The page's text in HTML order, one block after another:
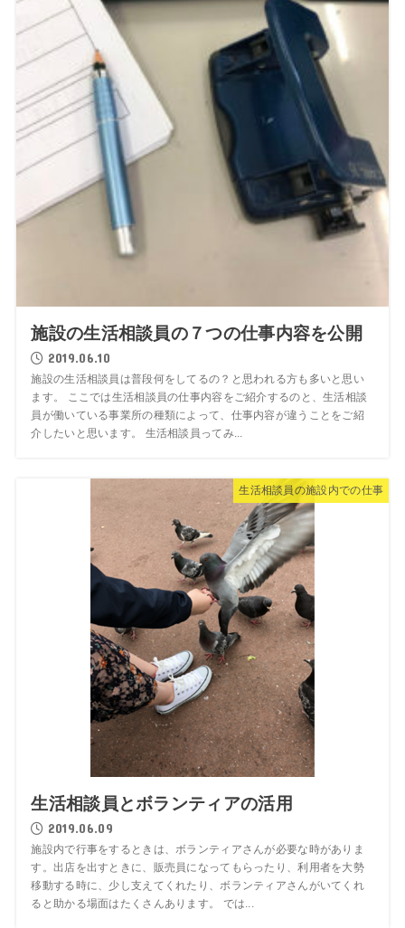
施設の生活相談員の７つの仕事内容を公開
2019.06.10
施設の生活相談員は普段何をしてるの？と思われる方も多いと思い
ます。 ここでは生活相談員の仕事内容をご紹介するのと、生活相談
員が働いている事業所の種類によって、仕事内容が違うことをご紹
介したいと思います。 生活相談員ってみ...
生活相談員の施設内での仕事
生活相談員とボランティアの活用
2019.06.09
施設内で行事をするときは、ボランティアさんが必要な時がありま
す。出店を出すときに、販売員になってもらったり、利用者を大勢
移動する時に、少し支えてくれたり、ボランティアさんがいてくれ
ると助かる場面はたくさんあります。 では...